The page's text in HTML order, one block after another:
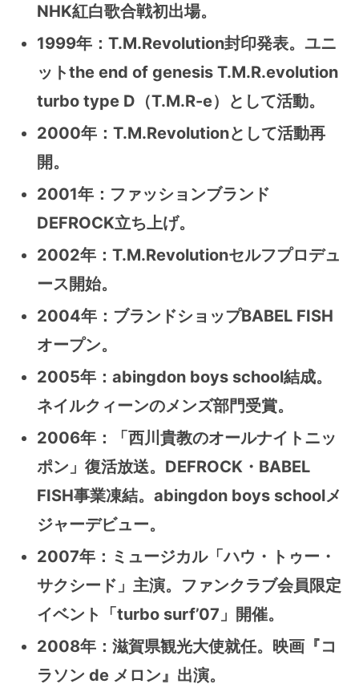
NHK紅白歌合戦初出場。
1999年：T.M.Revolution封印発表。ユニ
ットthe end of genesis T.M.R.evolution
turbo type D（T.M.R-e）として活動。
2000年：T.M.Revolutionとして活動再
開。
2001年：ファッションブランド
DEFROCK立ち上げ。
2002年：T.M.Revolutionセルフプロデュ
ース開始。
2004年：ブランドショップBABEL FISH
オープン。
2005年：abingdon boys school結成。
ネイルクィーンのメンズ部門受賞。
2006年：「西川貴教のオールナイトニッ
ポン」復活放送。DEFROCK・BABEL
FISH事業凍結。abingdon boys schoolメ
ジャーデビュー。
2007年：ミュージカル「ハウ・トゥー・
サクシード」主演。ファンクラブ会員限定
イベント「turbo surf’07」開催。
2008年：滋賀県観光大使就任。映画『コ
ラソン de メロン』出演。